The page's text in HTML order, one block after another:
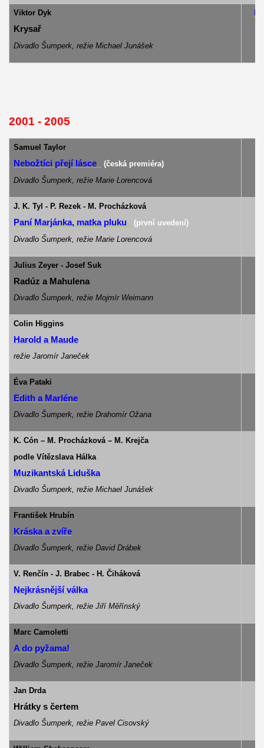
Viktor Dyk
Krysař
Divadlo Šumperk, režie Michael Junášek
2001 - 2005
Samuel Taylor
Nebožtíci přejí lásce
(česká premiéra)
Divadlo Šumperk, režie Marie Lorencová
J. K. Tyl - P. Rezek - M. Procházková
Paní Marjánka, matka pluku
(první uvedení)
Divadlo Šumperk, režie Marie Lorencová
Julius Zeyer - Josef Suk
Radúz a Mahulena
Divadlo Šumperk, režie Mojmír Weimann
Colin Higgins
Harold a Maude
režie Jaromír Janeček
Éva Pataki
Edith a Marléne
Divadlo Šumperk, režie Drahomír Ožana
K. Cón – M. Procházková – M. Krejča
podle Vítězslava Hálka
Muzikantská Liduška
Divadlo Šumperk, režie Michael Junášek
František Hrubín
Kráska a zvíře
Divadlo Šumperk, režie David Drábek
V. Renčín - J. Brabec - H. Čiháková
Nejkrásnější válka
Divadlo Šumperk, režieJiří Měřínský
Marc Camoletti
A do pyžama!
Divadlo Šumperk, režie Jaromír Janeček
Jan Drda
Hrátky s čertem
Divadlo Šumperk, režie Pavel Cisovský